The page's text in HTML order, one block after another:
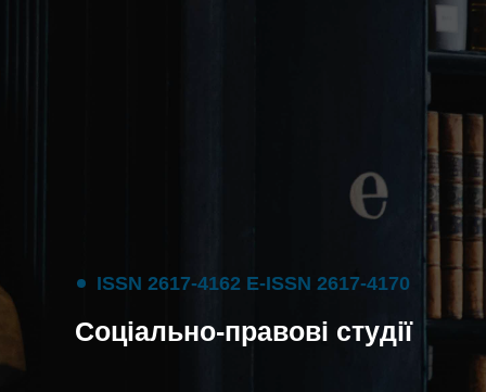
ISSN 2617-4162 E-ISSN 2617-4170
Соціально-правові студії